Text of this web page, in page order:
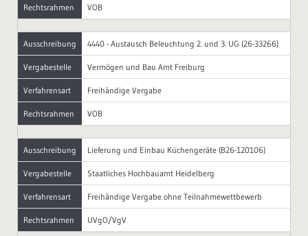
Rechtsrahmen VOB
Ausschreibung 4440 - Austausch Beleuchtung 2. und 3. UG (26-33266)
Vergabestelle Vermögen und Bau Amt Freiburg
Verfahrensart Freihändige Vergabe
Rechtsrahmen VOB
Ausschreibung Lieferung und Einbau Küchengeräte (B26-120106)
Vergabestelle Staatliches Hochbauamt Heidelberg
Verfahrensart Freihändige Vergabe ohne Teilnahmewettbewerb
Rechtsrahmen UVgO/VgV